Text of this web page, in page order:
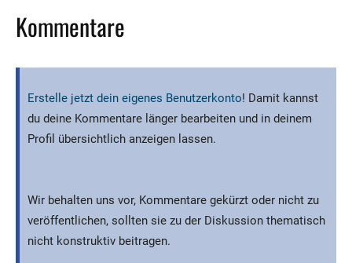
Kommentare
Erstelle jetzt dein eigenes Benutzerkonto! Damit kannst
du deine Kommentare länger bearbeiten und in deinem
Profil übersichtlich anzeigen lassen.
Wir behalten uns vor, Kommentare gekürzt oder nicht zu
veröffentlichen, sollten sie zu der Diskussion thematisch
nicht konstruktiv beitragen.